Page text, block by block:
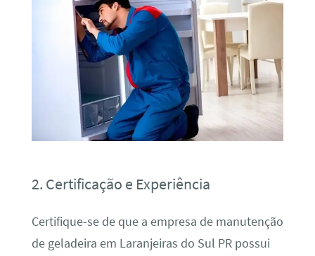
2. Certificação e Experiência
Certifique-se de que a empresa de manutenção
de geladeira em Laranjeiras do Sul PR possui